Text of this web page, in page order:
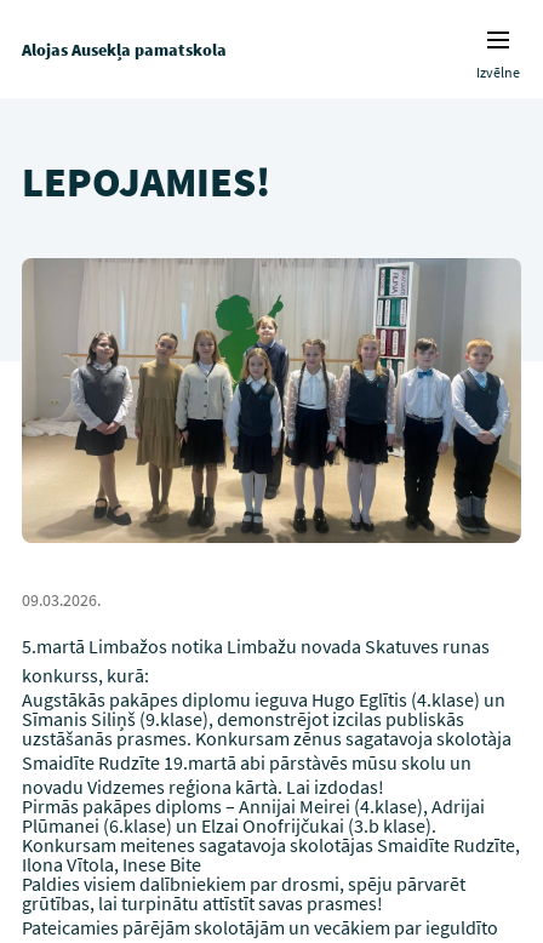
Alojas Ausekļa pamatskola
Izvēlne
LEPOJAMIES!
09.03.2026.
5.martā Limbažos notika Limbažu novada Skatuves runas
konkurss, kurā:
Augstākās pakāpes diplomu ieguva Hugo Eglītis (4.klase) un
Sīmanis Siliņš (9.klase), demonstrējot izcilas publiskās
uzstāšanās prasmes. Konkursam zēnus sagatavoja skolotàja
Smaidīte Rudzīte 19.martā abi pārstàvēs mūsu skolu un
novadu Vidzemes reģiona kārtà. Lai izdodas!
Pirmās pakāpes diploms – Annijai Meirei (4.klase), Adrijai
Plūmanei (6.klase) un Elzai Onofrijčukai (3.b klase).
Konkursam meitenes sagatavoja skolotājas Smaidīte Rudzīte,
Ilona Vītola, Inese Bite
Paldies visiem dalībniekiem par drosmi, spēju pārvarēt
grūtības, lai turpinātu attīstīt savas prasmes!
Pateicamies pārējām skolotājām un vecākiem par ieguldīto